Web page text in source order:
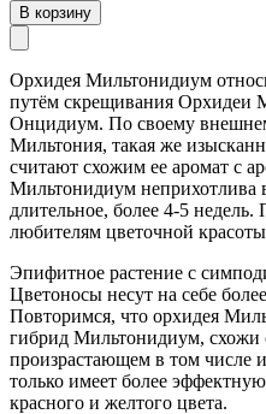
В корзину
Орхидея Мильтонидиум
путём скрещивания Орхидеи
Онцидиум. По своему
Мильтония, такая же
считают схожим ее аромат с
Мильтонидиум неприхотлива
длительное, более 4-5
любителям цветочной
Эпифитное растение с
Цветоносы несут на себе
Повторимся, что орхидея
гибрид Мильтонидиум, схожи
произрастающем в том числе
только имеет более
красного и желтого цвета.